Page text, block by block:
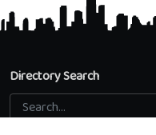
Directory Search
Search...